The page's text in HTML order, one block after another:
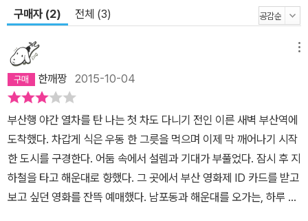
구매자 (2) 전체 (3)
한깨짱 2015-10-04
부산행 야간 열차를 탄 나는 첫 차도 다니기 전인 이른 새벽 부산역에
도착했다. 차갑게 식은 우동 한 그릇을 먹으며 이제 막 깨어나기 시작
한 도시를 구경한다. 어둠 속에서 설렘과 기대가 부풀었다. 잠시 후 지
하철을 타고 해운대로 향했다. 그 곳에서 부산 영화제 ID 카드를 받고
보고 싶던 영화를 잔뜩 예매했다. 남포동과 해운대를 오가는, 하루 4